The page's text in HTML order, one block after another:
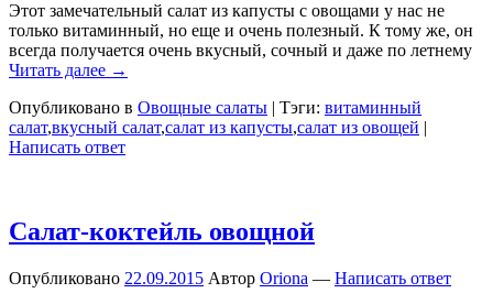
Этот замечательный салат из капусты с овощами у нас не
только витаминный, но еще и очень полезный. К тому же, он
всегда получается очень вкусный, сочный и даже по летнему
Читать далее →
Опубликовано в Овощные салаты | Тэги: витаминный
салат,вкусный салат,салат из капусты,салат из овощей |
Написать ответ
Салат-коктейль овощной
Опубликовано 22.09.2015 Автор Oriona — Написать ответ